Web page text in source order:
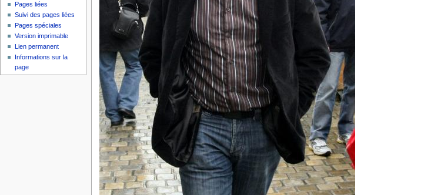
Pages liées
Suivi des pages liées
Pages spéciales
Version imprimable
Lien permanent
Informations sur la
page